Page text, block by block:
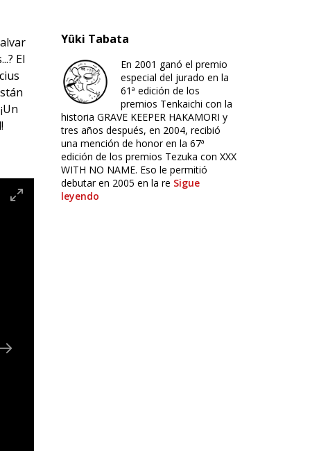
El
Yûki Tabata
En 2001 ganó el premio
especial del jurado en la
61ª edición de los
premios Tenkaichi con la
historia GRAVE KEEPER HAKAMORI y
tres años después, en 2004, recibió
una mención de honor en la 67ª
edición de los premios Tezuka con XXX
WITH NO NAME. Eso le permitió
debutar en 2005 en la re Sigue
leyendo